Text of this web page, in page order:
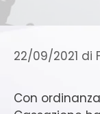
22/09/2021 di
Con